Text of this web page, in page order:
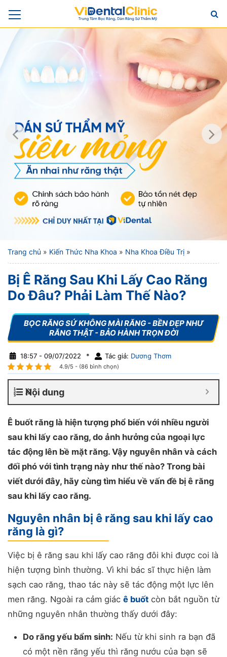
Trang chủ » Kiến Thức Nha Khoa » Nha Khoa Điều Trị »
Bị Ê Răng Sau Khi Lấy Cao Răng
Do Đâu? Phải Làm Thế Nào?
18:57 - 09/07/2022 * Tác giả: Dương Thơm
4.9/5 - (86 bình chọn)
Nội dung
Ê buốt răng là hiện tượng phổ biến với nhiều người
sau khi lấy cao răng, do ảnh hưởng của ngoại lực
tác động lên bề mặt răng. Vậy nguyên nhân và cách
đối phó với tình trạng này như thế nào? Trong bài
viết dưới đây, hãy cùng tìm hiểu về vấn đề bị ê răng
sau khi lấy cao răng.
Nguyên nhân bị ê răng sau khi lấy cao
răng là gì?
Việc bị ê răng sau khi lấy cao răng đôi khi được coi là
hiện tượng bình thường. Vì khi bác sĩ thực hiện làm
sạch cao răng, thao tác này sẽ tác động một lực lên
men răng. Ngoài ra cảm giác ê buốt còn bắt nguồn từ
những nguyên nhân thường thấy dưới đây:
Do răng yếu bẩm sinh: Nếu từ khi sinh ra bạn đã
có một nền răng yếu thì răng nướu của bạn sẽ